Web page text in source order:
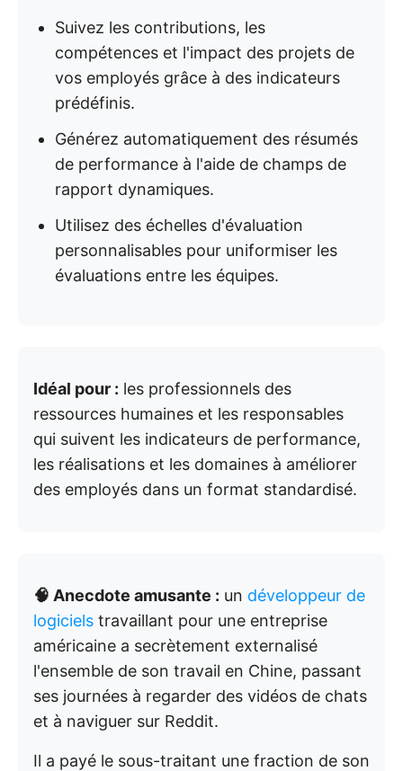
Suivez les contributions, les
compétences et l'impact des projets de
vos employés grâce à des indicateurs
prédéfinis.
Générez automatiquement des résumés
de performance à l'aide de champs de
rapport dynamiques.
Utilisez des échelles d'évaluation
personnalisables pour uniformiser les
évaluations entre les équipes.
Idéal pour : les professionnels des
ressources humaines et les responsables
qui suivent les indicateurs de performance,
les réalisations et les domaines à améliorer
des employés dans un format standardisé.
🧠 Anecdote amusante : un développeur de
logiciels travaillant pour une entreprise
américaine a secrètement externalisé
l'ensemble de son travail en Chine, passant
ses journées à regarder des vidéos de chats
et à naviguer sur Reddit.
Il a payé le sous-traitant une fraction de son